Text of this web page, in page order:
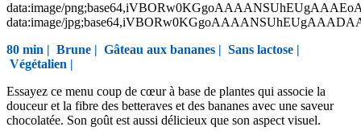
data:image/
data:image/
80 min | Brune | Gâteau aux bananes | Sans lactose |
Végétalien |
Essayez ce menu coup de cœur à base de plantes qui associe la
douceur et la fibre des betteraves et des bananes avec une saveur
chocolatée. Son goût est aussi délicieux que son aspect visuel.